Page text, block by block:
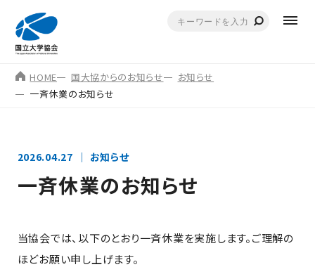
HOME 国大協からのお知らせ
お知らせ
一斉休業のお知らせ
2026.04.27 お知らせ
一斉休業のお知らせ
当協会では、以下のとおり一斉休業を実施します。ご理解の
ほどお願い申し上げます。